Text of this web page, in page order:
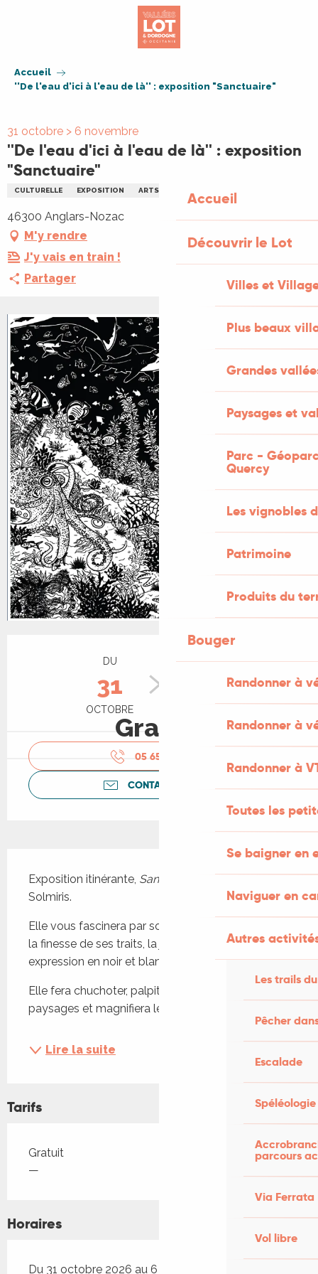
Accueil
Découvrir le Lot
Villes et
Plus beaux
Grandes
Paysages et
Parc -
Quercy
Les vignobles
Patrimoine
Produits du
Bouger
Randonner à
Randonner à
Randonner à
Toutes les
Se baigner en
Naviguer en
Autres
Les trails
Pêcher
Escalade
Spéléologie
parcours
Via Ferrata
Vol libre
Accueil
''De l'eau d'ici à l'eau de là'' : exposition "Sanctuaire"
31 octobre > 6 novembre
''De l'eau d'ici à l'eau de là'' : exposition
"Sanctuaire"
CULTURELLE EXPOSITION ARTS
46300 Anglars-Nozac
M'y rendre
J'y vais en train !
Partager
+1 PHOTO
Ouverture et coordonnées
DU
31
OCTOBRE
AU
Gratuit
05 65 41 30
CONTACTEZ-NOUS
Exposition itinérante, Sanctuaire
conçue par
Solmiris.
Elle vous fascinera par son talent de dessinatrice,
la finesse de ses traits, la justesse de son
expression en noir et blanc...
Elle fera chuchoter, palpiter l’eau au coeur de
paysages et magnifiera leur petit peuple vivant ...!
Lire la suite
Tarifs
Tarifs 2026
Gratuit
—
Horaires
Du 31 octobre 2026 au 6 novembre 2026